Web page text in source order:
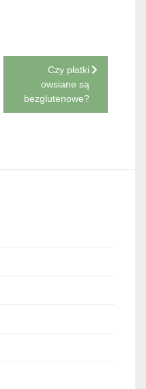
Czy płatki
owsiane są
bezglutenowe?